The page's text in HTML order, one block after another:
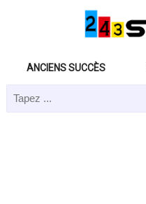
ANCIENS SUCCÈS